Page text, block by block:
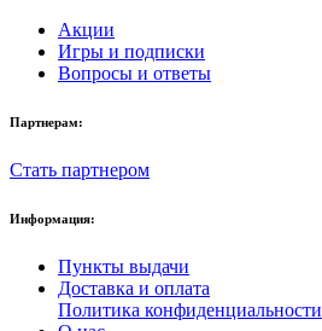
Акции
Игры и подписки
Вопросы и ответы
Партнерам:
Стать партнером
Информация:
Пункты выдачи
Доставка и оплата
Политика конфиденциальности